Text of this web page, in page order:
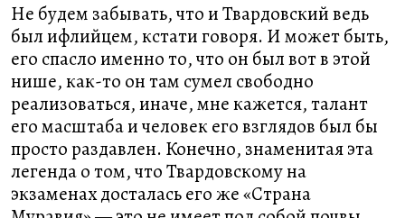
Не будем забывать, что и Твардовский ведь
был ифлийцем, кстати говоря. И может быть,
его спасло именно то, что он был вот в этой
нише, как-то он там сумел свободно
реализоваться, иначе, мне кажется, талант
его масштаба и человек его взглядов был бы
просто раздавлен. Конечно, знаменитая эта
легенда о том, что Твардовскому на
экзаменах досталась его же «Страна